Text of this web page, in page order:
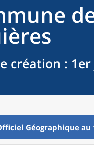
création :
Géographique